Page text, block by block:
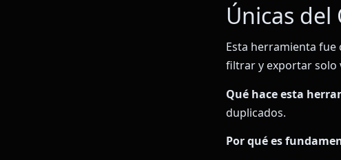
Únicas del
Esta herramienta
filtrar y exportar solo
Qué hace esta
duplicados.
Por qué es